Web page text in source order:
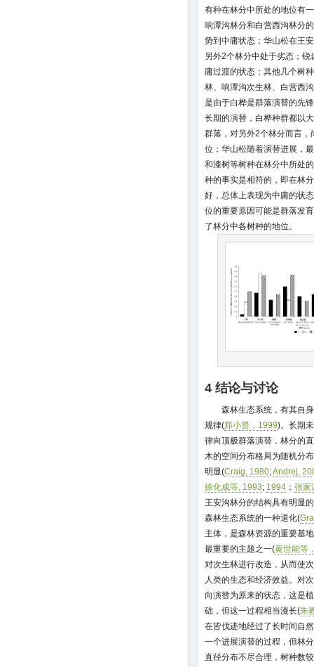
有种在林分中所处的地位有
响潭沟林分和白营西沟林分
势到中庸状态；华山松在王
另外2个林分中处于劣态；
庸过渡的状态；其他几个树
林、响潭沟次生林、白营西
是由于白桦是群落演替的先
长期的演替，白桦种群都以
群落，对另外2个林分而言
位；华山松随着演替进展，
和漆树等树种在林分中所处
种的事实是相符的，即在林
好，总体上表现为中庸的状
位的重要原因可能是群落发
了林分中各树种的地位。
4 结论与讨论
森林生态系统，有其自
规律(郑小贤，1999)。长期
律向顶极群落演替，林分的
木的空间分布格局为随机分
明显(Craig, 1980;Andrej,
徐化成等, 1993; 1994 ； 张家
王安沟林分的结构具有明显
森林生态系统的一种退化(
主体，是森林资源的重要基
最重要的主题之一(黄世能等
对次生林进行改造，从而使
人类的生态和经济效益。对
向演替为原来的状态，这是
础，但这一过程相当漫长(朱
在皆伐迹地经过了长时间自
一个进展演替的过程，但林
直径分布不尽合理，树种数